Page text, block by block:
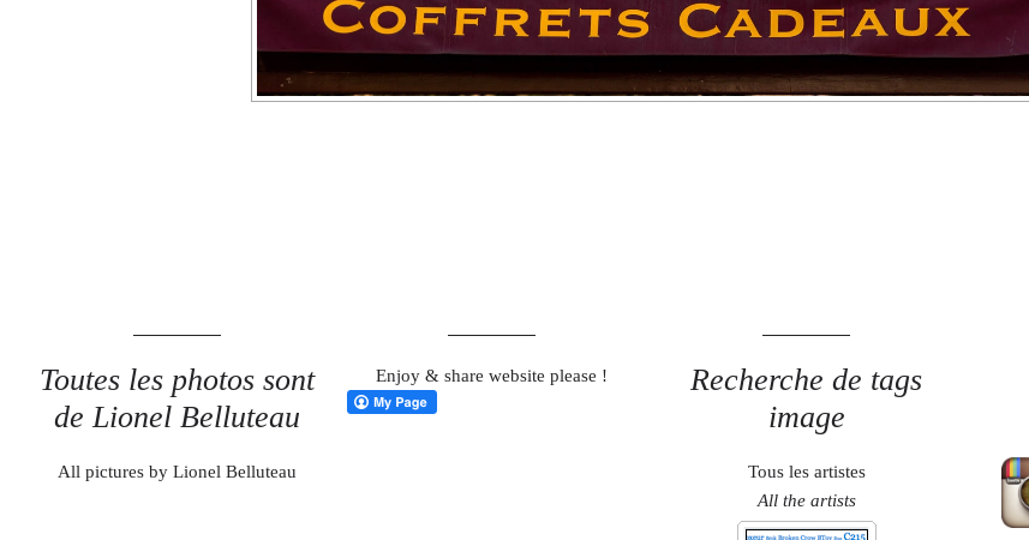
Toutes les photos sont
de Lionel Belluteau
All pictures by Lionel Belluteau
Enjoy & share website please !
Recherche de tags
image
Tous les artistes
All the artists